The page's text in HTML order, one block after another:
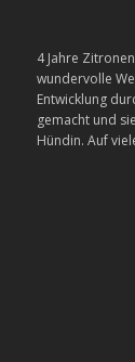
4 Jahre
wundervolle
Entwicklung
gemacht und
Hündin. Auf